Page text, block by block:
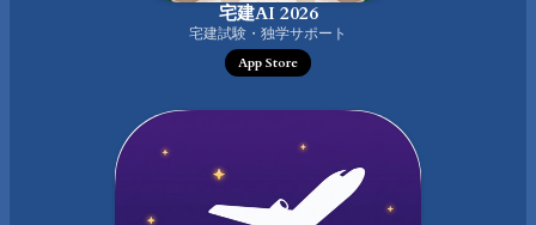
宅建AI 2026
宅建試験・独学サポート
App Store